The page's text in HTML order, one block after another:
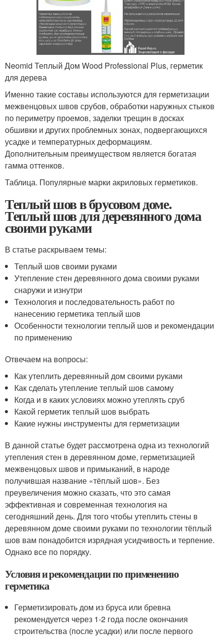
Neomid Теплый Дом Wood Professional Plus, герметик
для дерева
Именно такие составы используются для герметизации
межвенцовых швов срубов, обработки наружных стыков
по периметру проемов, заделки трещин в досках
обшивки и других проблемных зонах, подвергающихся
усадке и температурных деформациям.
Дополнительным преимуществом является богатая
гамма оттенков.
Таблица. Популярные марки акриловых герметиков.
Теплый шов в брусовом доме.
Теплый шов для деревянного дома
своими руками
В статье раскрываем темы:
Теплый шов своими руками
Утепление стен деревянного дома своими руками
снаружи и изнутри
Технология и последовательность работ по
нанесению герметика теплый шов
Особенности технологии теплый шов и рекомендации
по применению
Отвечаем на вопросы:
Как утеплить деревянный дом своими руками
Как сделать утепление теплый шов самому
Когда и в каких условиях можно утеплять сруб
Какой герметик теплый шов выбрать
Какие нужны инструменты для герметизации
В данной статье будет рассмотрена одна из технологий
утепления стен в деревянном доме, герметизацией
межвенцовых швов и примыканий, в народе
получившая название «тёплый шов». Без
преувеличения можно сказать, что это самая
эффективная и современная технология на
сегодняшний день. Для того чтобы утеплить стены в
деревянном доме своими руками по технологии тёплый
шов вам понадобится изрядная усидчивость и терпение.
Однако все по порядку.
Условия и рекомендации по применению
герметика
Герметизировать дом из бруса или бревна
рекомендуется через 1-2 года после окончания
строительства (после усадки) или после первого